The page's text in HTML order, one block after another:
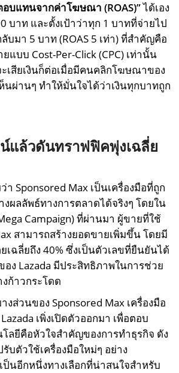
อบแทนจากค่าโฆษณา (ROAS)”ได้เอง
บาท และตั้งเป้าว่าทุก 1 บาทที่จ่ายไป
บมา 5 บาท (ROAS 5 เท่า) ที่สำคัญคือ
แบบ Cost-Per-Click (CPC) เท่านั้น
เสียเงินก็ต่อเมื่อมีคนคลิกโฆษณาของ
นผ่านๆ ทำให้มั่นใจได้ว่าเงินทุกบาทถูก
แล้วดันทราฟฟิคพุ่งเฉลี่ย
า Sponsored Max เป็นเครื่องมือที่ถูก
ผลลัพธ์ทางการตลาดได้จริงๆ โดยใน
Campaign) ที่ผ่านมา ผู้ขายที่ใช้
สามารถสร้างยอดขายเพิ่มขึ้น โดยมี
ฉลี่ยถึง 40% ซึ่งเป็นตัวเลขที่ยืนยันได้
อง Lazada มีประสิทธิภาพในการช่วย
ก้าวกระโดด
ส่วนของ Sponsored Max เครื่องมือ
เพิ่งเปิดตัวออกมา เพื่อตอบ
ลยีคือหัวใจสำคัญของการทำธุรกิจ ดัง
บตัวใช้เครื่องมือใหม่ๆ อย่าง
ป็นอีกหนึ่งทางเลือกที่น่าสนใจสำหรับ